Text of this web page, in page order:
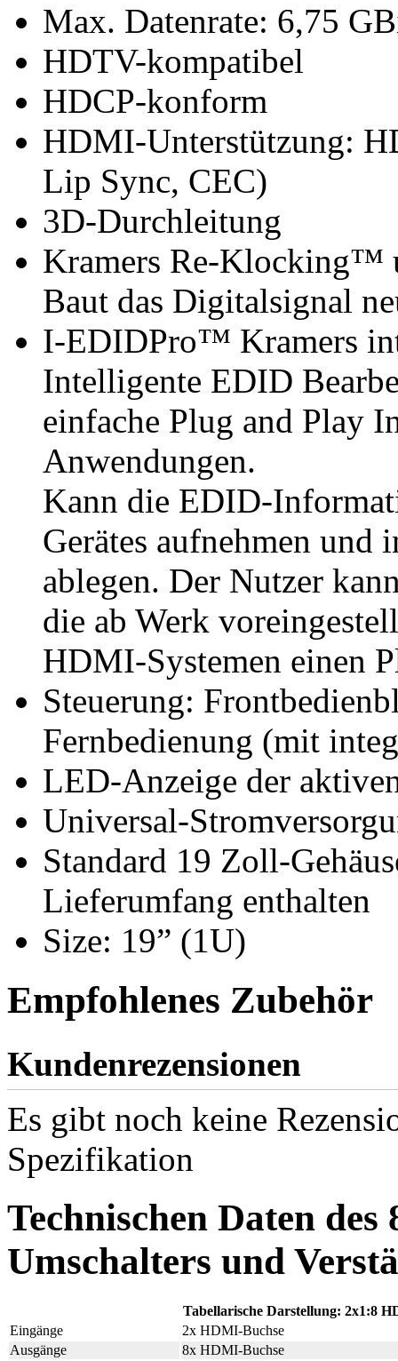
Max. Datenrate: 6,75
HDTV-kompatibel
HDCP-konform
HDMI-Unterstützung:
Lip Sync, CEC)
3D-Durchleitung
Kramers Re-Klocking™
Baut das Digitalsignal
I-EDIDPro™ Kramers
Intelligente EDID
einfache Plug and Play
Anwendungen.
Kann die EDID-
Gerätes aufnehmen
ablegen. Der Nutzer
die ab Werk
HDMI-Systemen einen
Steuerung:
Fernbedienung (mit
LED-Anzeige der
Universal-
Standard 19 Zoll-
Lieferumfang enthalten
Size: 19” (1U)
Empfohlenes Zubehör
Kundenrezensionen
Es gibt noch keine
Spezifikation
Technischen Daten
Umschalters und
Tabellarische Darstellung: 2x1:8
Eingänge
2x HDMI-Buchse
Ausgänge
8x HDMI-Buchse